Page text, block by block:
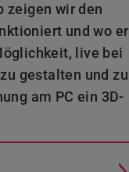
zeigen wir den
und wo er
live bei
gestalten und zu
am PC ein 3D-